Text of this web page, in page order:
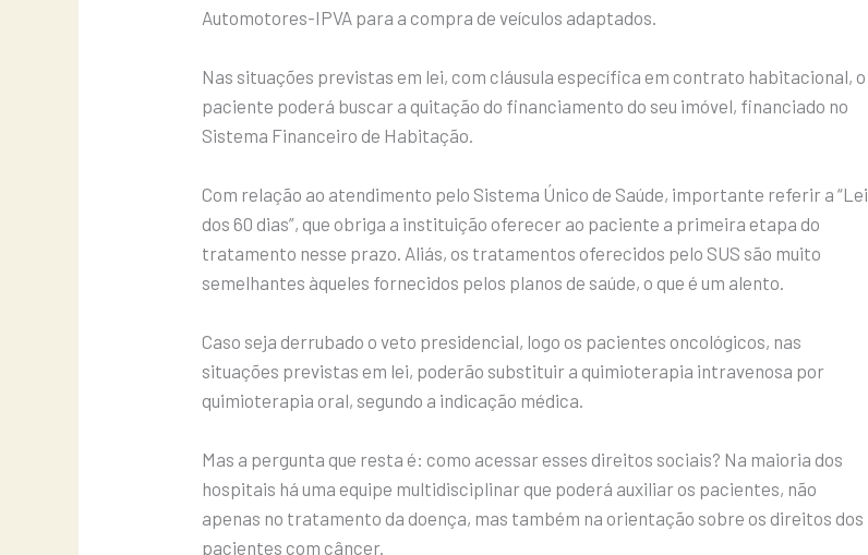
Automotores-IPVA para a compra de veículos adaptados.
Nas situações previstas em lei, com cláusula específica em contrato habitacional, o
paciente poderá buscar a quitação do financiamento do seu imóvel, financiado no
Sistema Financeiro de Habitação.
Com relação ao atendimento pelo Sistema Único de Saúde, importante referir a “Lei
dos 60 dias”, que obriga a instituição oferecer ao paciente a primeira etapa do
tratamento nesse prazo. Aliás, os tratamentos oferecidos pelo SUS são muito
semelhantes àqueles fornecidos pelos planos de saúde, o que é um alento.
Caso seja derrubado o veto presidencial, logo os pacientes oncológicos, nas
situações previstas em lei, poderão substituir a quimioterapia intravenosa por
quimioterapia oral, segundo a indicação médica.
Mas a pergunta que resta é: como acessar esses direitos sociais? Na maioria dos
hospitais há uma equipe multidisciplinar que poderá auxiliar os pacientes, não
apenas no tratamento da doença, mas também na orientação sobre os direitos dos
pacientes com câncer.